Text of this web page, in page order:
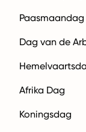
Paasmaandag
Dag van de
Afrika Dag
Koningsdag